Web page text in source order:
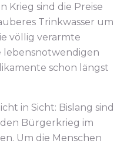
Krieg sind die Preise
Trinkwasser um
völlig verarmte
lebensnotwendigen
schon längst
in Sicht: Bislang sind
Bürgerkrieg im
Um die Menschen